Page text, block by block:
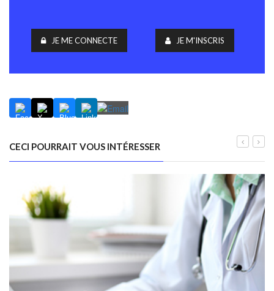
JE ME CONNECTE JE M'INSCRIS
CECI POURRAIT VOUS INTÉRESSER